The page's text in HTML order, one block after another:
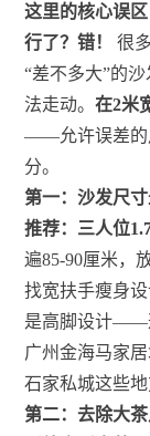
这里的核心误
行了？错！
很
“差不多大”的
法走动。在2米
——允许误差的
分。
第一：沙发尺
推荐：三人位
遍85-90厘米，
找宽扶手瘦身
是高脚设计——
广州金海马家
石家私城这些地
第二：去除大茶